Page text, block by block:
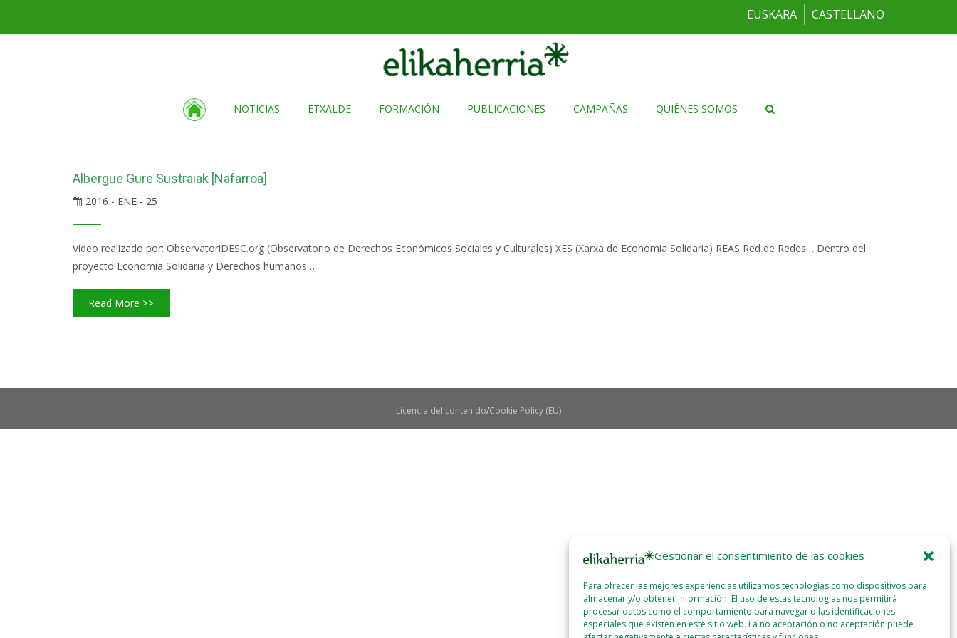
Gestionar el consentimiento de las cookies
Para ofrecer las mejores experiencias utilizamos tecnologías como dispositivos para
almacenar y/o obtener información. El uso de estas tecnologías nos permitirá
procesar datos como el comportamiento para navegar o las identificaciones
especiales que existen en este sitio web. La no aceptación o no aceptación puede
EUSKARA CASTELLANO
NOTICIAS ETXALDE FORMACIÓN PUBLICACIONES CAMPAÑAS QUIÉNES SOMOS
Albergue Gure Sustraiak [Nafarroa]
2016 - ENE - 25
Vídeo realizado por: ObservatoriDESC.org (Observatorio de Derechos Económicos Sociales y Culturales) XES (Xarxa de Economia Solidaria) REAS Red de Redes… Dentro del
proyecto Economía Solidaria y Derechos humanos…
Read More >>
Licencia del contenido Cookie Policy (EU)